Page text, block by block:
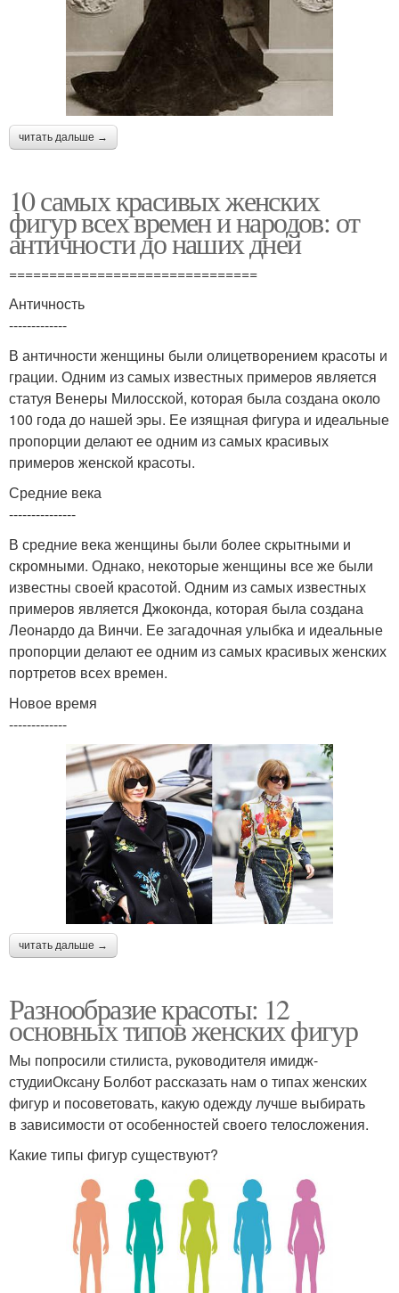
читать дальше →
10 самых красивых женских
фигур всех времен и народов: от
античности до наших дней
===============================
Античность
-------------
В античности женщины были олицетворением красоты и
грации. Одним из самых известных примеров является
статуя Венеры Милосской, которая была создана около
100 года до нашей эры. Ее изящная фигура и идеальные
пропорции делают ее одним из самых красивых
примеров женской красоты.
Средние века
---------------
В средние века женщины были более скрытными и
скромными. Однако, некоторые женщины все же были
известны своей красотой. Одним из самых известных
примеров является Джоконда, которая была создана
Леонардо да Винчи. Ее загадочная улыбка и идеальные
пропорции делают ее одним из самых красивых женских
портретов всех времен.
Новое время
-------------
читать дальше →
Разнообразие красоты: 12
основных типов женских фигур
Мы попросили стилиста, руководителя имидж-
студииОксану Болбот рассказать нам о типах женских
фигур и посоветовать, какую одежду лучше выбирать
в зависимости от особенностей своего телосложения.
Какие типы фигур существуют?